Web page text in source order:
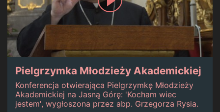
Pielgrzymka Młodzieży Akademickiej
Konferencja otwierająca Pielgrzymkę Młodzieży
Akademickiej na Jasną Górę: 'Kocham wiec
jestem', wygłoszona przez abp. Grzegorza Rysia.